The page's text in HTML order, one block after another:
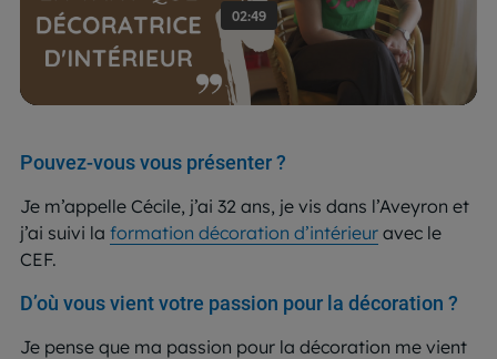
Pouvez-vous vous présenter ?
Je m’appelle Cécile, j’ai 32 ans, je vis dans l’Aveyron et
j’ai suivi la formation décoration d’intérieur avec le
CEF.
D’où vous vient votre passion pour la décoration ?
Je pense que ma passion pour la décoration me vient